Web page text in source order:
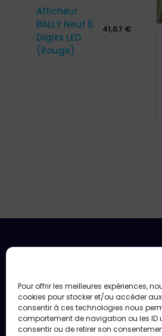
Pour offrir les meilleures expériences,
cookies pour stocker et/ou accéder
consentir à ces technologies nous
comportement de navigation ou les ID
consentir ou de retirer son
Afficheur
BALLY Neuf 6
Digits LED
(Rouge)
41,67 €